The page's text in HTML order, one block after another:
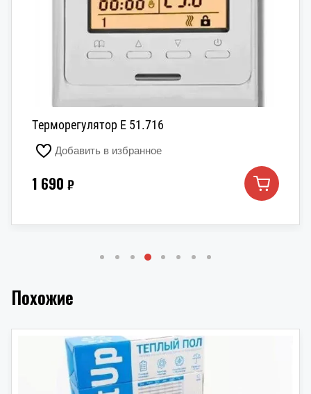
Терморегулятор E 51.716
Добавить в избранное
1 690 ₽
Похожие